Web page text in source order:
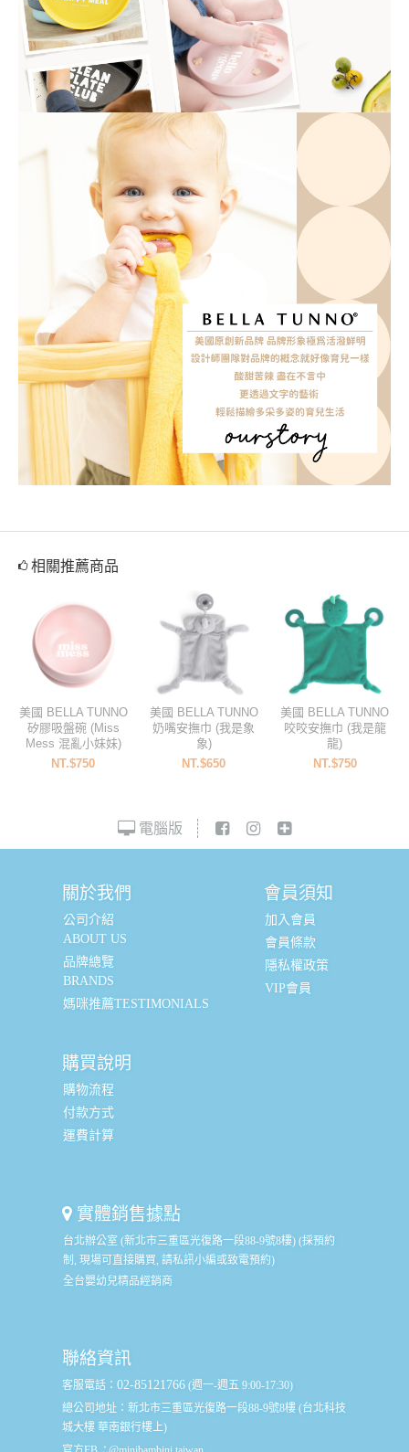
相關推薦商品
美國 BELLA TUNNO
矽膠吸盤碗 (Miss
Mess 混亂小妹妹)
NT.$750
美國 BELLA TUNNO
奶嘴安撫巾 (我是象
象)
NT.$650
美國 BELLA TUNNO
咬咬安撫巾 (我是龍
龍)
NT.$750
電腦版
關於我們
公司介紹
ABOUT US
品牌總覽
BRANDS
媽咪推薦TESTIMONIALS
會員須知
加入會員
會員條款
隱私權政策
VIP會員
購買說明
購物流程
付款方式
運費計算
實體銷售據點
台北辦公室 (新北市三重區光復路一段88-9號8樓) (採預約
制, 現場可直接購買, 請私訊小編或致電預約)
全台嬰幼兒精品經銷商
聯絡資訊
客服電話： 02-85121766 (週一-週五 9:00-17:30)
總公司地址： 新北市三重區光復路一段88-9號8樓 (台北科技
城大樓 華南銀行樓上)